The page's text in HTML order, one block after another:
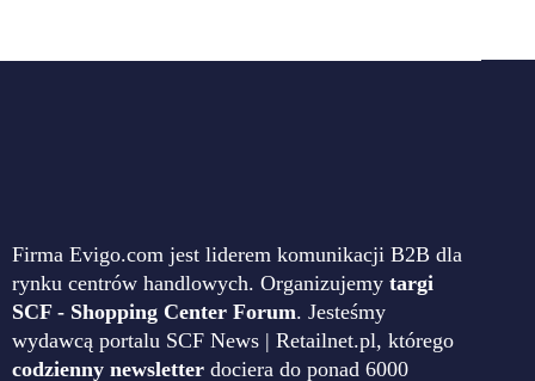
Firma Evigo.com jest liderem komunikacji B2B dla
rynku centrów handlowych. Organizujemy targi
SCF - Shopping Center Forum. Jesteśmy
wydawcą portalu SCF News | Retailnet.pl, którego
codzienny newsletter dociera do ponad 6000